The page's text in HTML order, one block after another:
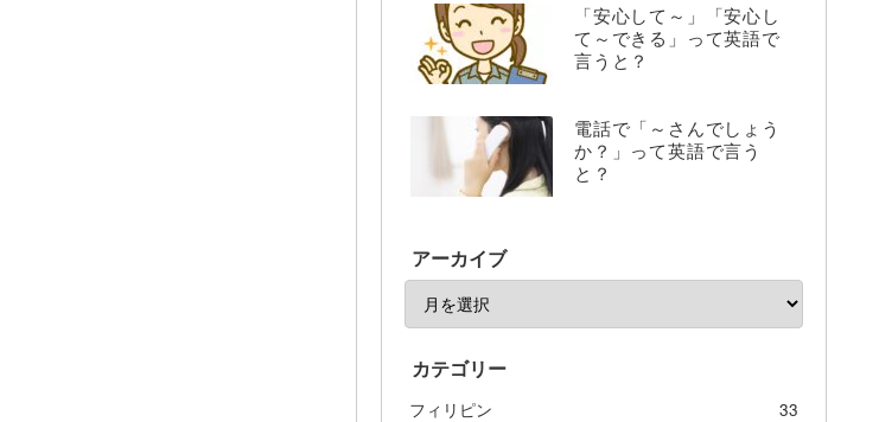
「安心して～」「安心し
て～できる」って英語で
言うと？
電話で「～さんでしょう
か？」って英語で言う
と？
アーカイブ
カテゴリー
フィリピン
33